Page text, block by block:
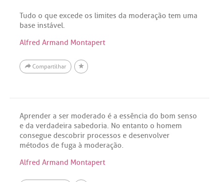
Tudo o que excede os limites da moderação tem uma
base instável.
Alfred Armand Montapert
Compartilhar
Aprender a ser moderado é a essência do bom senso
e da verdadeira sabedoria. No entanto o homem
consegue descobrir processos e desenvolver
métodos de fuga à moderação.
Alfred Armand Montapert